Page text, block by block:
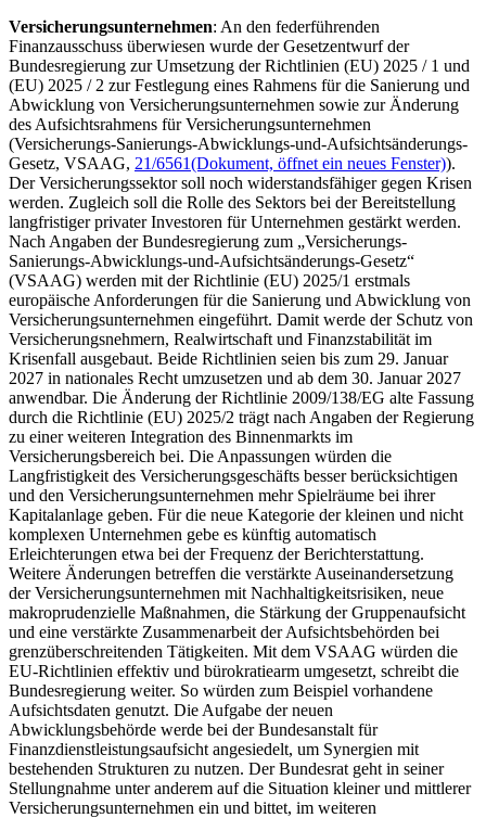
Versicherungsunternehmen: An den federführenden
Finanzausschuss überwiesen wurde der Gesetzentwurf der
Bundesregierung zur Umsetzung der Richtlinien (EU) 2025 / 1 und
(EU) 2025 / 2 zur Festlegung eines Rahmens für die Sanierung und
Abwicklung von Versicherungsunternehmen sowie zur Änderung
des Aufsichtsrahmens für Versicherungsunternehmen
(Versicherungs-Sanierungs-Abwicklungs-und-Aufsichtsänderungs-
Gesetz, VSAAG, 21/6561(Dokument, öffnet ein neues Fenster)).
Der Versicherungssektor soll noch widerstandsfähiger gegen Krisen
werden. Zugleich soll die Rolle des Sektors bei der Bereitstellung
langfristiger privater Investoren für Unternehmen gestärkt werden.
Nach Angaben der Bundesregierung zum „Versicherungs-
Sanierungs-Abwicklungs-und-Aufsichtsänderungs-Gesetz“
(VSAAG) werden mit der Richtlinie (EU) 2025/1 erstmals
europäische Anforderungen für die Sanierung und Abwicklung von
Versicherungsunternehmen eingeführt. Damit werde der Schutz von
Versicherungsnehmern, Realwirtschaft und Finanzstabilität im
Krisenfall ausgebaut. Beide Richtlinien seien bis zum 29. Januar
2027 in nationales Recht umzusetzen und ab dem 30. Januar 2027
anwendbar. Die Änderung der Richtlinie 2009/138/EG alte Fassung
durch die Richtlinie (EU) 2025/2 trägt nach Angaben der Regierung
zu einer weiteren Integration des Binnenmarkts im
Versicherungsbereich bei. Die Anpassungen würden die
Langfristigkeit des Versicherungsgeschäfts besser berücksichtigen
und den Versicherungsunternehmen mehr Spielräume bei ihrer
Kapitalanlage geben. Für die neue Kategorie der kleinen und nicht
komplexen Unternehmen gebe es künftig automatisch
Erleichterungen etwa bei der Frequenz der Berichterstattung.
Weitere Änderungen betreffen die verstärkte Auseinandersetzung
der Versicherungsunternehmen mit Nachhaltigkeitsrisiken, neue
makroprudenzielle Maßnahmen, die Stärkung der Gruppenaufsicht
und eine verstärkte Zusammenarbeit der Aufsichtsbehörden bei
grenzüberschreitenden Tätigkeiten. Mit dem VSAAG würden die
EU-Richtlinien effektiv und bürokratiearm umgesetzt, schreibt die
Bundesregierung weiter. So würden zum Beispiel vorhandene
Aufsichtsdaten genutzt. Die Aufgabe der neuen
Abwicklungsbehörde werde bei der Bundesanstalt für
Finanzdienstleistungsaufsicht angesiedelt, um Synergien mit
bestehenden Strukturen zu nutzen. Der Bundesrat geht in seiner
Stellungnahme unter anderem auf die Situation kleiner und mittlerer
Versicherungsunternehmen ein und bittet, im weiteren